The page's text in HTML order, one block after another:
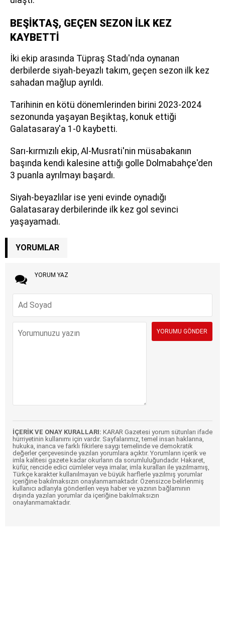
BEŞİKTAŞ, GEÇEN SEZON İLK KEZ
KAYBETTİ
İki ekip arasında Tüpraş Stadı'nda oynanan
derbilerde siyah-beyazlı takım, geçen sezon ilk kez
sahadan mağlup ayrıldı.
Tarihinin en kötü dönemlerinden birini 2023-2024
sezonunda yaşayan Beşiktaş, konuk ettiği
Galatasaray'a 1-0 kaybetti.
Sarı-kırmızılı ekip, Al-Musrati'nin müsabakanın
başında kendi kalesine attığı golle Dolmabahçe'den
3 puanla ayrılmayı başardı.
Siyah-beyazlılar ise yeni evinde oynadığı
Galatasaray derbilerinde ilk kez gol sevinci
yaşayamadı.
YORUMLAR
YORUM YAZ
İÇERİK VE ONAY KURALLARI: KARAR Gazetesi yorum sütunları ifade
hürriyetinin kullanımı için vardır. Sayfalarımız, temel insan haklarına,
hukuka, inanca ve farklı fikirlere saygı temelinde ve demokratik
değerler çerçevesinde yazılan yorumlara açıktır. Yorumların içerik ve
imla kalitesi gazete kadar okurların da sorumluluğundadır. Hakaret,
küfür, rencide edici cümleler veya imalar, imla kuralları ile yazılmamış,
Türkçe karakter kullanılmayan ve büyük harflerle yazılmış yorumlar
içeriğine bakılmaksızın onaylanmamaktadır. Özensizce belirlenmiş
kullanıcı adlarıyla gönderilen veya haber ve yazının bağlamının
dışında yazılan yorumlar da içeriğine bakılmaksızın
onaylanmamaktadır.